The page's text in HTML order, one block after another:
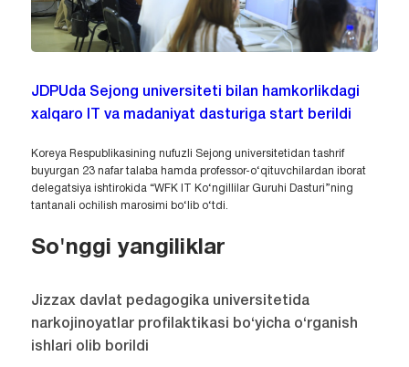
JDPUda Sejong universiteti bilan hamkorlikdagi
xalqaro IT va madaniyat dasturiga start berildi
Koreya Respublikasining nufuzli Sejong universitetidan tashrif
buyurgan 23 nafar talaba hamda professor-o‘qituvchilardan iborat
delegatsiya ishtirokida “WFK IT Ko‘ngillilar Guruhi Dasturi”ning
tantanali ochilish marosimi bo‘lib o‘tdi.
So'nggi yangiliklar
Jizzax davlat pedagogika universitetida
narkojinoyatlar profilaktikasi bo‘yicha o‘rganish
ishlari olib borildi